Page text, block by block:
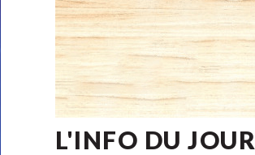
L'INFO DU JOUR